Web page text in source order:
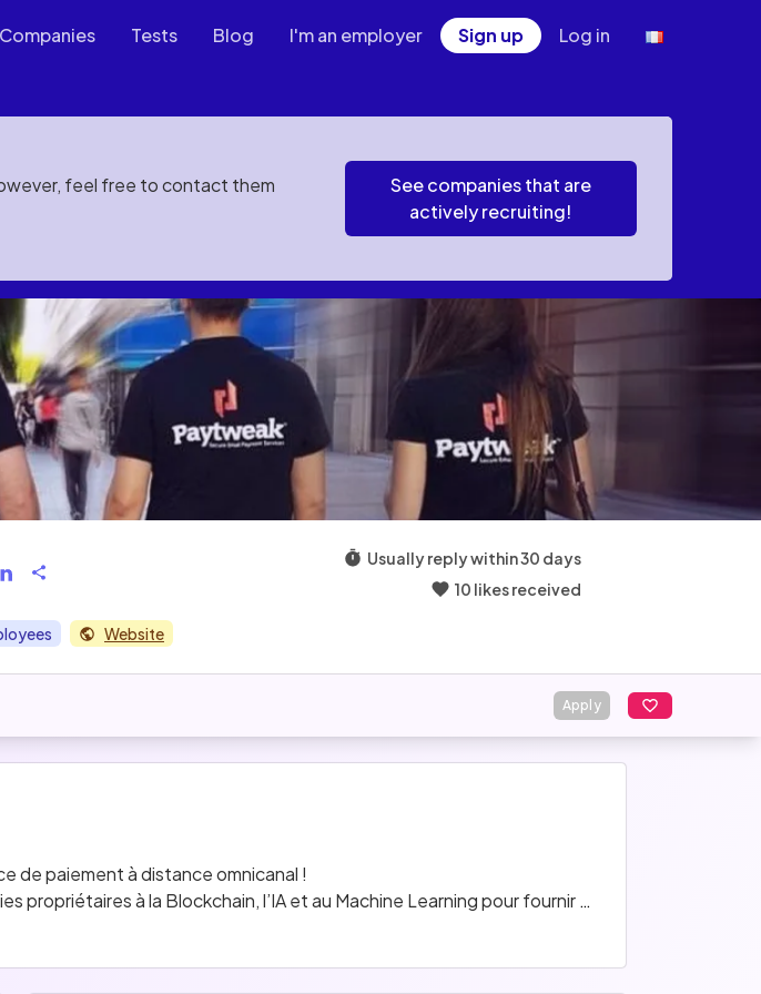
Companies Tests Blog I'm an employer Sign up Log in
feel free to contact them
See companies that are
actively recruiting!
Website
Usually reply within 30 days
10 likes received
Apply
de paiement à distance omnicanal !
propriétaires à la Blockchain, l’IA et au Machine Learning pour fournir